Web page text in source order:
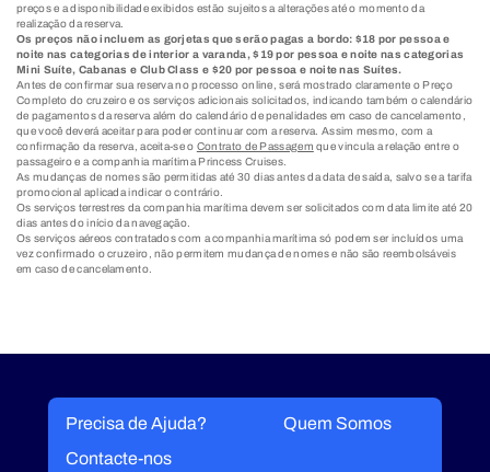
preços e a disponibilidade exibidos estão sujeitos a alterações até o momento da
realização da reserva.
Os preços não incluem as gorjetas que serão pagas a bordo: $18 por pessoa e
noite nas categorias de interior a varanda, $19 por pessoa e noite nas categorias
Mini Suíte, Cabanas e Club Class e $20 por pessoa e noite nas Suítes.
Antes de confirmar sua reserva no processo online, será mostrado claramente o Preço
Completo do cruzeiro e os serviços adicionais solicitados, indicando também o calendário
de pagamentos da reserva além do calendário de penalidades em caso de cancelamento,
que você deverá aceitar para poder continuar com a reserva. Assim mesmo, com a
confirmação da reserva, aceita-se o Contrato de Passagem que vincula a relação entre o
passageiro e a companhia marítima Princess Cruises.
As mudanças de nomes são permitidas até 30 dias antes da data de saída, salvo se a tarifa
promocional aplicada indicar o contrário.
Os serviços terrestres da companhia marítima devem ser solicitados com data limite até 20
dias antes do início da navegação.
Os serviços aéreos contratados com a companhia marítima só podem ser incluídos uma
vez confirmado o cruzeiro, não permitem mudança de nomes e não são reembolsáveis
em caso de cancelamento.
Precisa de Ajuda?
Quem Somos
Contacte-nos